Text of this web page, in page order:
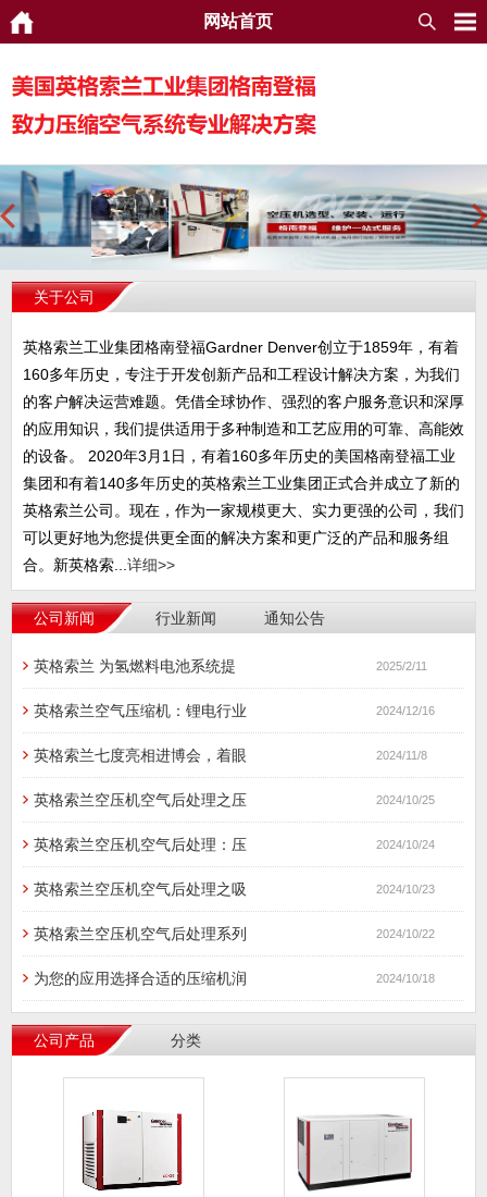
网站首页
关于公司
英格索兰工业集团格南登福Gardner Denver创立于1859年，有着
160多年历史，专注于开发创新产品和工程设计解决方案，为我们
的客户解决运营难题。凭借全球协作、强烈的客户服务意识和深厚
的应用知识，我们提供适用于多种制造和工艺应用的可靠、高能效
的设备。 2020年3月1日，有着160多年历史的美国格南登福工业
集团和有着140多年历史的英格索兰工业集团正式合并成立了新的
可以更好地为您提供更全面的解决方案和更广泛的产品和服务组
合。新英格索...详细>>
公司新闻 行业新闻 通知公告
英格索兰 为氢燃料电池系统提
英格索兰空气压缩机：锂电行业
英格索兰七度亮相进博会，着眼
英格索兰空压机空气后处理之压
英格索兰空压机空气后处理：压
英格索兰空压机空气后处理之吸
英格索兰空压机空气后处理系列
为您的应用选择合适的压缩机润
公司产品 分类